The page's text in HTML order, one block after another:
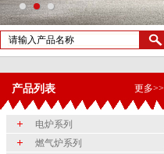
更多>>
产品列表
电炉系列
燃气炉系列